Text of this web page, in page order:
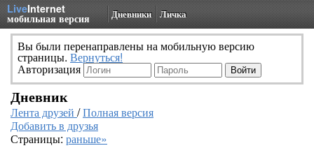
LiveInternet
мобильная версия Дневники Личка
Вы были перенаправлены на мобильную версию
страницы. Вернуться!
Авторизация
Дневник
Лента друзей /Полная версия
Добавить в друзья
Страницы: раньше»